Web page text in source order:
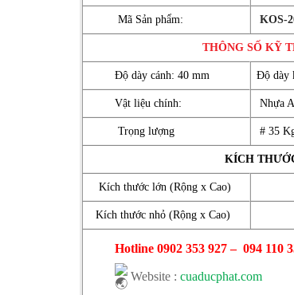
Mã Sản phẩm: KOS-
THÔNG SỐ KỸ
Độ dày cánh: 40 mm Độ dày
Vật liệu chính: Nhựa
Trọng lượng # 35
KÍCH
Kích thước lớn (Rộng x Cao)
Kích thước nhỏ (Rộng x Cao)
Hotline 0902 353 927– 094 110
Website : cuaducphat.com